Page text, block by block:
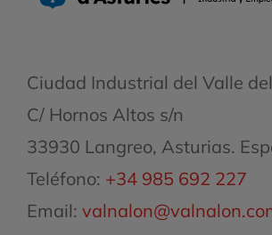
Ciudad Industrial del Valle
C/ Hornos Altos s/n
33930 Langreo, Asturias.
Teléfono: +34 985 692 227
Email: